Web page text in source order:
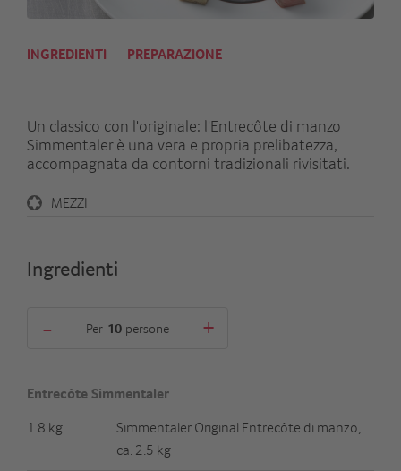
INGREDIENTI PREPARAZIONE
Un classico con l'originale: l'Entrecôte di manzo
Simmentaler è una vera e propria prelibatezza,
accompagnata da contorni tradizionali rivisitati.
MEZZI
Ingredienti
- Per persone +
Entrecôte Simmentaler
1.8 kg
Simmentaler Original Entrecôte di manzo,
ca. 2.5 kg